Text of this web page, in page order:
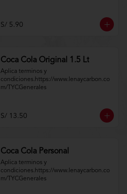
S/ 5.90
Coca Cola Original 1.5 Lt
Aplica terminos y
condiciones.https://www.lenaycarbon.co
m/TYCGenerales
S/ 13.50
Coca Cola Personal
Aplica terminos y
condiciones.https://www.lenaycarbon.co
m/TYCGenerales